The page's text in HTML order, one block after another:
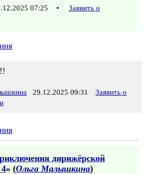
07:25 •
Заявить о
29.12.2025 09:31
Заявить о
дирижёрской
» (Ольга Малышкина)